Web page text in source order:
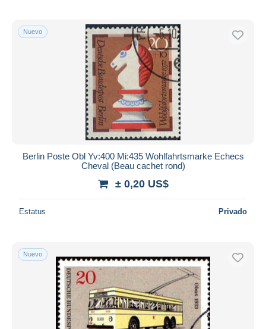
Nuevo
Berlin Poste Obl Yv:400 Mi:435 Wohlfahrtsmarke Echecs
Cheval (Beau cachet rond)
± 0,20 US$
Estatus Privado
Nuevo